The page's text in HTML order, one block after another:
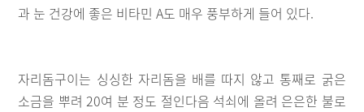
과 눈 건강에 좋은 비타민 A도 매우 풍부하게 들어 있다.
자리돔구이는 싱싱한 자리돔을 배를 따지 않고 통째로 굵은
소금을 뿌려 20여 분 정도 절인다음 석쇠에 올려 은은한 불로